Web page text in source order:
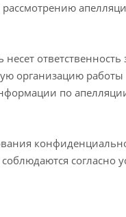
несет ответственность
организацию
по
согласно